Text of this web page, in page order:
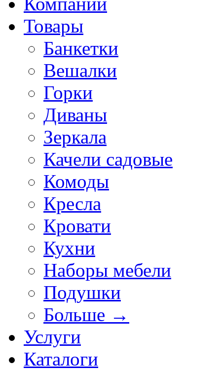
Товары
Банкетки
Вешалки
Горки
Диваны
Зеркала
Качели садовые
Комоды
Кресла
Кровати
Кухни
Наборы мебели
Подушки
Больше →
Услуги
Каталоги